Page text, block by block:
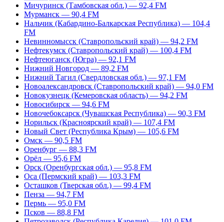
Мичуринск (Тамбовская обл.) — 92,4 FM
Мурманск — 90,4 FM
Нальчик (Кабардино-Балкарская Республика) — 104,4
FM
Невинномысск (Ставропольский край) — 94,2 FM
Нефтекумск (Ставропольский край) — 100,4 FM
Нефтеюганск (Югра) — 92,1 FM
Нижний Новгород — 89,2 FM
Нижний Тагил (Свердловская обл.) — 97,1 FM
Новоалександровск (Ставропольский край) — 94,0 FM
Новокузнецк (Кемеровская область) — 94,2 FM
Новосибирск — 94,6 FM
Новочебоксарск (Чувашская Республика) — 90,3 FM
Норильск (Красноярский край) — 107,4 FM
Новый Свет (Республика Крым) — 105,6 FM
Омск — 90,5 FM
Оренбург — 88,3 FM
Орёл — 95,6 FM
Орск (Оренбургская обл.) — 95,8 FM
Оса (Пермский край) — 103,3 FM
Осташков (Тверская обл.) — 99,4 FM
Пенза — 94,7 FM
Пермь — 95,0 FM
Псков — 88,8 FM